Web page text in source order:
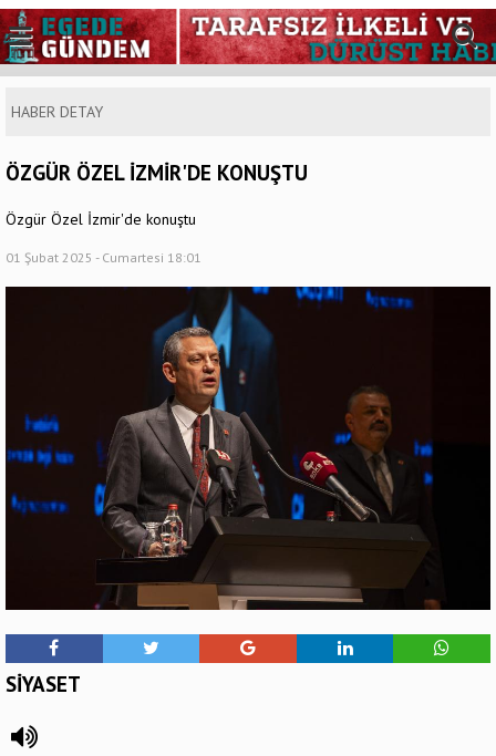
HABER DETAY
ÖZGÜR ÖZEL İZMİR'DE KONUŞTU
Özgür Özel İzmir'de konuştu
01 Şubat 2025 - Cumartesi 18:01
SİYASET